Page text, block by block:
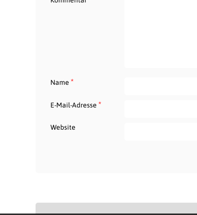
Name *
E-Mail-Adresse *
Website